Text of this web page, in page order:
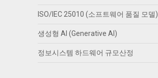
ISO/IEC 25010 (소프트웨어 품질 모델)
생성형 AI (Generative AI)
정보시스템 하드웨어 규모산정